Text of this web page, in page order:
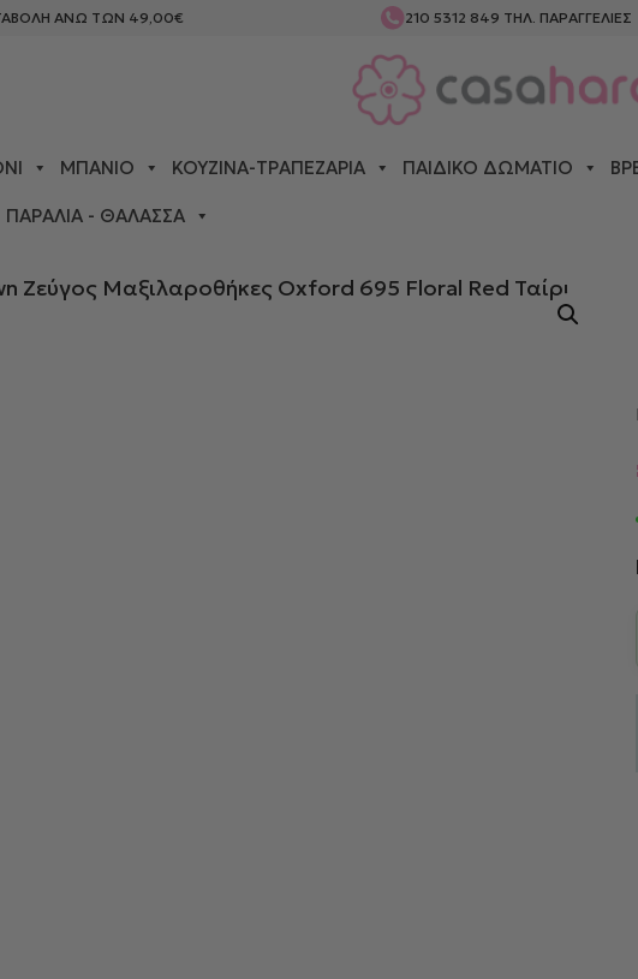
ΑΝΩ ΤΩΝ 49,00€ 210 5312 849 ΤΗΛ. ΠΑΡΑΓΓΕΛΙΕΣ
ΜΠΆΝΙΟ ΚΟΥΖΊΝΑ-ΤΡΑΠΕΖΑΡΊΑ ΠΑΙΔΙΚΌ ΔΩΜΆΤΙΟ
ΠΑΡΑΛΊΑ - ΘΆΛΑΣΣΑ
>ΜΑΞΙΛΑΡΟΘΉΚΕΣ